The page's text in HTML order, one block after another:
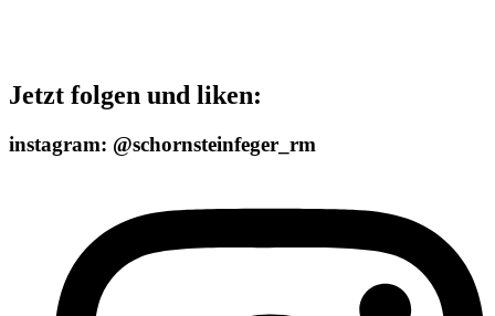
Jetzt folgen und liken:
instagram: @schornsteinfeger_rm